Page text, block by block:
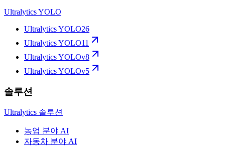
Ultralytics YOLO
Ultralytics YOLO26
Ultralytics YOLO11
Ultralytics YOLOv8
Ultralytics YOLOv5
솔루션
Ultralytics 솔루션
농업 분야 AI
자동차 분야 AI